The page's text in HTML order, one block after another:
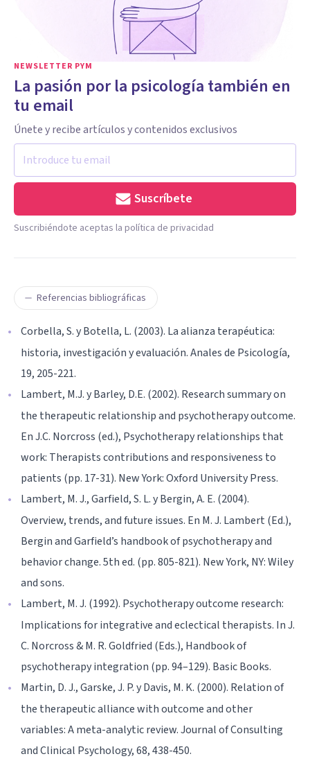
NEWSLETTER PYM
La pasión por la psicología también en
tu email
Únete y recibe artículos y contenidos exclusivos
Suscríbete
Suscribiéndote aceptas la política de privacidad
Referencias bibliográficas
Corbella, S. y Botella, L. (2003). La alianza terapéutica:
historia, investigación y evaluación. Anales de Psicología,
19, 205-221.
Lambert, M.J. y Barley, D.E. (2002). Research summary on
the therapeutic relationship and psychotherapy outcome.
En J.C. Norcross (ed.), Psychotherapy relationships that
work: Therapists contributions and responsiveness to
patients (pp. 17-31). New York: Oxford University Press.
Lambert, M. J., Garfield, S. L. y Bergin, A. E. (2004).
Overview, trends, and future issues. En M. J. Lambert (Ed.),
Bergin and Garfield’s handbook of psychotherapy and
behavior change. 5th ed. (pp. 805-821). New York, NY: Wiley
and sons.
Lambert, M. J. (1992). Psychotherapy outcome research:
Implications for integrative and eclectical therapists. In J.
C. Norcross & M. R. Goldfried (Eds.), Handbook of
psychotherapy integration (pp. 94–129). Basic Books.
Martin, D. J., Garske, J. P. y Davis, M. K. (2000). Relation of
the therapeutic alliance with outcome and other
variables: A meta-analytic review. Journal of Consulting
and Clinical Psychology, 68, 438-450.